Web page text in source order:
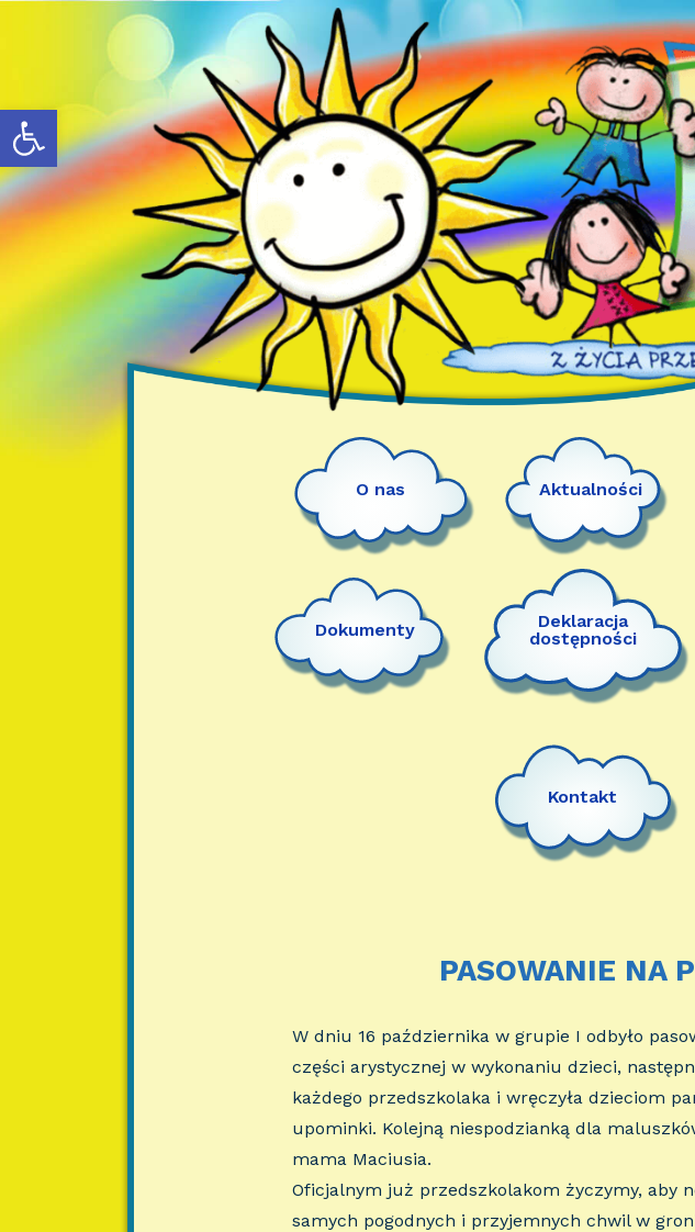
Otwórz pasek narzędzi
O nas Aktualności
Dokumenty
Deklaracja
dostępności
Kontakt
PASOWANIE NA
W dniu 16 października w grupie I odbyło
części arystycznej w wykonaniu dzieci,
każdego przedszkolaka i wręczyła dzieciom
upominki. Kolejną niespodzianką dla
mama Maciusia.
Oficjalnym już przedszkolakom życzymy, aby
samych pogodnych i przyjemnych chwil w